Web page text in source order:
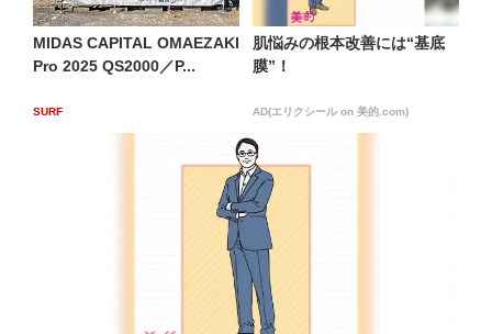
MIDAS CAPITAL OMAEZAKI
Pro 2025 QS2000／P...
SURF
肌悩みの根本改善には“基底
膜”！
AD(エリクシール on 美的.com)